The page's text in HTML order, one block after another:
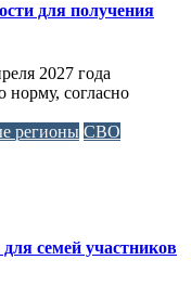
для получения
2027 года
норму, согласно
регионы СВО
семей участников